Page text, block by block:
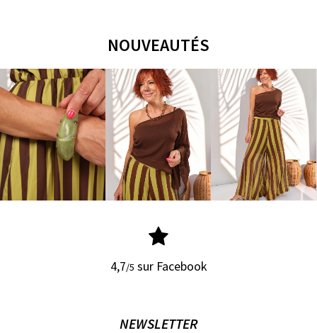
NOUVEAUTÉS
4,7/5 sur Facebook
NEWSLETTER